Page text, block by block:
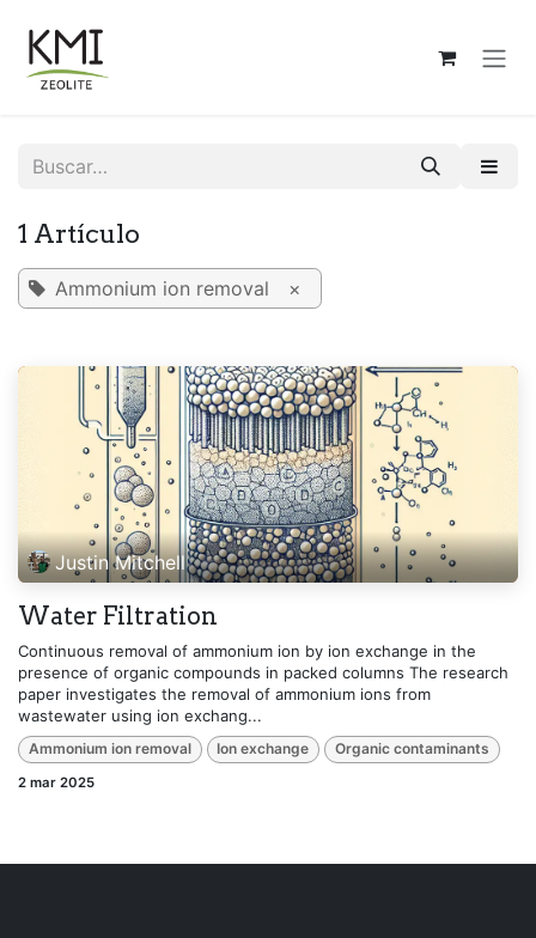
1 Artículo
Ammonium ion removal ×
Justin Mitchell
Water Filtration
Continuous removal of ammonium ion by ion exchange in the
presence of organic compounds in packed columns The research
paper investigates the removal of ammonium ions from
wastewater using ion exchang...
Ammonium ion removal Ion exchange Organic contaminants
2 mar 2025